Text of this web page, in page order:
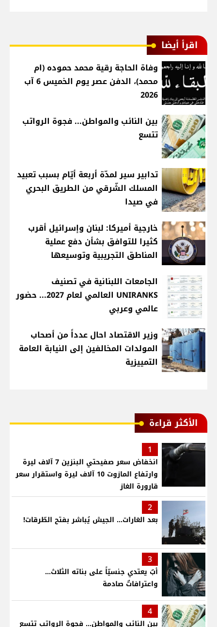
اقرأ أيضا
وفاة الحاجة رقية محمد حموده (ام
محمد)، الدفن عصر يوم الخميس 6 آب
2026
بين النائب والمواطن... فجوة الرواتب
تتسع
تدابير سير لمدّة أربعة أيّام بسبب تعبيد
المسلك الشّرقي من الطريق البحري
في صيدا
خارجية أميركا: لبنان وإسرائيل أقرب
كثيرا للتوافق بشأن دفع عملية
المناطق التجريبية وتوسيعها
الجامعات اللبنانية في تصنيف
UNIRANKS العالمي لعام 2027... حضور
عالمي وعربي
وزير الاقتصاد احال عدداً من أصحاب
المولدات المخالفين إلى النيابة العامة
التمييزية
الأكثر قراءة
1
انخفاض سعر صفيحتي البنزين 7 آلاف ليرة
وارتفاع المازوت 10 آلاف ليرة واستقرار سعر
قارورة الغاز
2
بعد الغارات... الجيش يُباشر بفتح الطّرقات!
3
أبٌ يعتدي جنسيّاً على بناته الثلاث…
واعترافاتٌ صادمة
4
بين النائب والمواطن... فجوة الرواتب تتسع